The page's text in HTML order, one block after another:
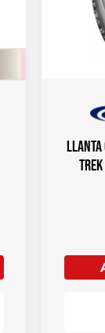
Llanta